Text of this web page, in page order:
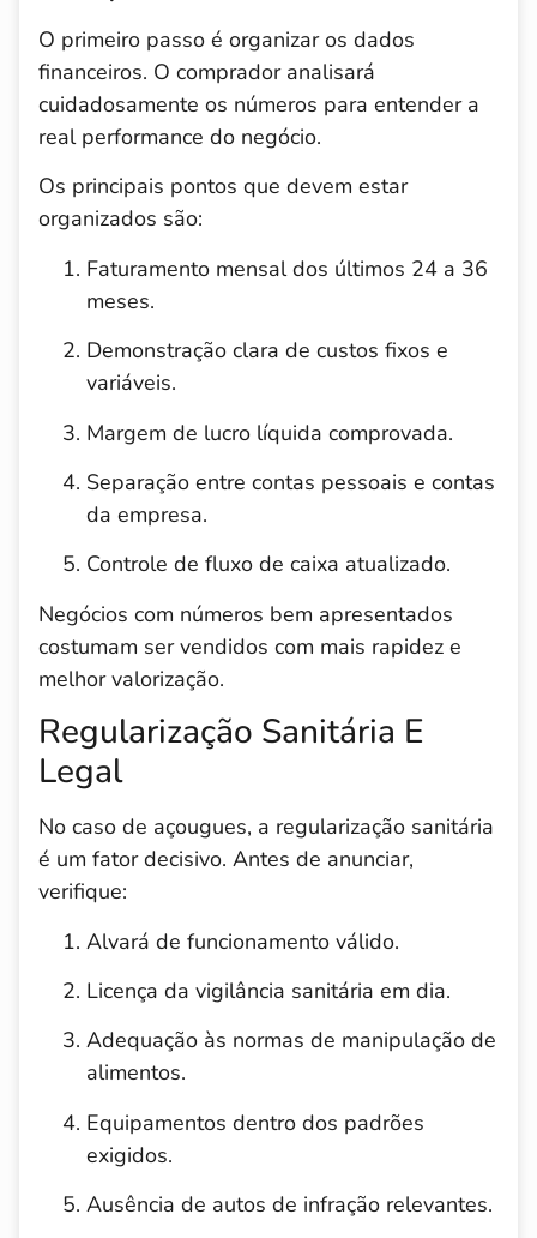
O primeiro passo é organizar os dados
financeiros. O comprador analisará
cuidadosamente os números para entender a
real performance do negócio.
Os principais pontos que devem estar
organizados são:
Faturamento mensal dos últimos 24 a 36
meses.
Demonstração clara de custos fixos e
variáveis.
Margem de lucro líquida comprovada.
Separação entre contas pessoais e contas
da empresa.
Controle de fluxo de caixa atualizado.
Negócios com números bem apresentados
costumam ser vendidos com mais rapidez e
melhor valorização.
Regularização Sanitária E
Legal
No caso de açougues, a regularização sanitária
é um fator decisivo. Antes de anunciar,
verifique:
Alvará de funcionamento válido.
Licença da vigilância sanitária em dia.
Adequação às normas de manipulação de
alimentos.
Equipamentos dentro dos padrões
exigidos.
Ausência de autos de infração relevantes.